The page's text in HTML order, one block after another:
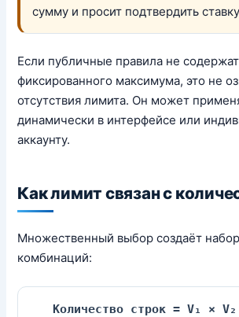
сумму и просит подтвердить
Если публичные правила не
фиксированного максимума, это не
отсутствия лимита. Он может
динамически в интерфейсе или
аккаунту.
Как лимит связан с
Множественный выбор создаёт
комбинаций:
Количество строк = V₁ ×